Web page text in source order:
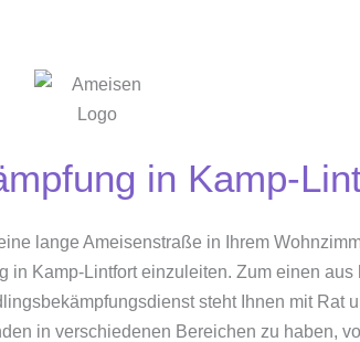
in Kamp-
lange Ameisenstraße in Ihrem
in Kamp-Lintfort einzuleiten. Zum einen
steht Ihnen mit Rat
in verschiedenen Bereichen zu haben,